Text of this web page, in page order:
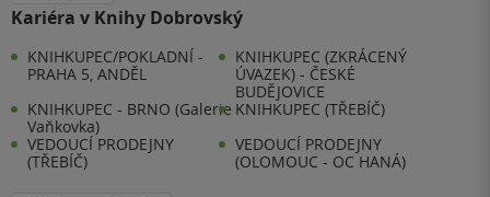
Kariéra v Knihy Dobrovský
KNIHKUPEC/POKLADNÍ -
PRAHA 5, ANDĚL
KNIHKUPEC (ZKRÁCENÝ
ÚVAZEK) - ČESKÉ
BUDĚJOVICE
KNIHKUPEC - BRNO (Galerie
Vaňkovka)
KNIHKUPEC (TŘEBÍČ)
VEDOUCÍ PRODEJNY
(TŘEBÍČ)
VEDOUCÍ PRODEJNY
(OLOMOUC - OC HANÁ)